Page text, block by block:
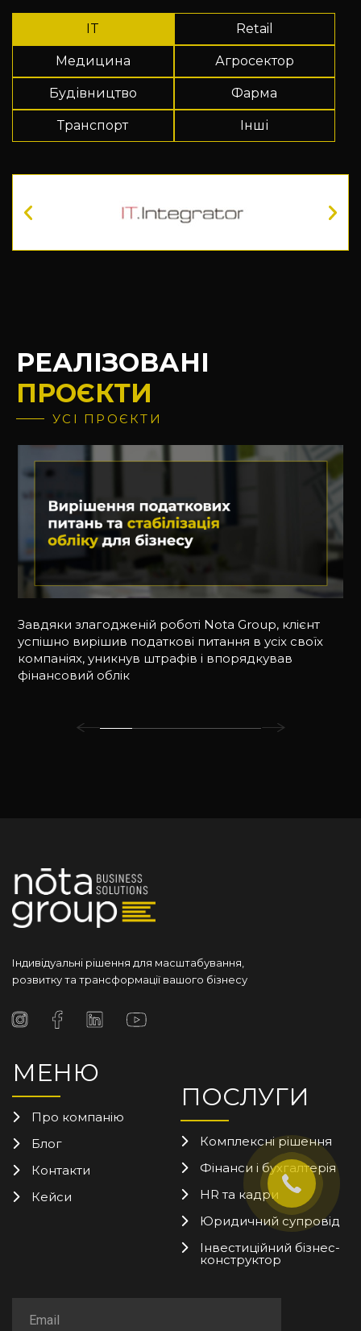
IT Retail
Медицина Агросектор
Будівництво Фарма
Транспорт Інші
РЕАЛІЗОВАНІ
ПРОЄКТИ
УСІ ПРОЄКТИ
Завдяки злагодженій роботі Nota Group, клієнт
успішно вирішив податкові питання в усіх своїх
компаніях, уникнув штрафів і впорядкував
фінансовий облік
Індивідуальні рішення для масштабування,
розвитку та трансформації вашого бізнесу
МЕНЮ
Про компанію
Блог
Контакти
Кейси
ПОСЛУГИ
Комплексні рішення
Фінанси і бухгалтерія
HR та кадри
Юридичний супровід
Інвестиційний бізнес-
конструктор